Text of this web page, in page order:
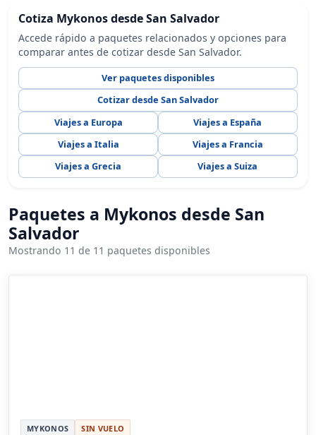
Cotiza Mykonos desde San Salvador
Accede rápido a paquetes relacionados y opciones para
comparar antes de cotizar desde San Salvador.
Ver paquetes disponibles
Cotizar desde San Salvador
Viajes a Europa
Viajes a España
Viajes a Italia
Viajes a Francia
Viajes a Grecia
Viajes a Suiza
Paquetes a Mykonos desde San
Salvador
Mostrando 11 de 11 paquetes disponibles
MYKONOS SIN VUELO